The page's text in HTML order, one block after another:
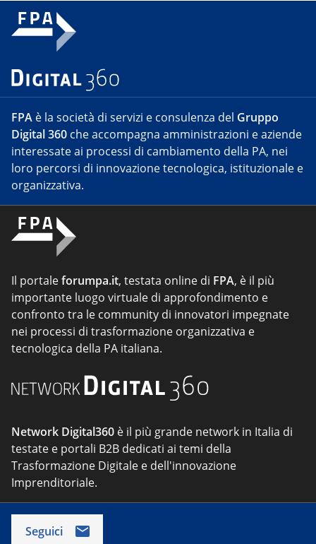
FPA è la società di servizi e consulenza del Gruppo
Digital 360 che accompagna amministrazioni e aziende
interessate ai processi di cambiamento della PA, nei
loro percorsi di innovazione tecnologica, istituzionale e
organizzativa.
Il portaleforumpa.it, testata online di FPA, è il più
importante luogo virtuale di approfondimento e
confronto tra le community di innovatori impegnate
nei processi di trasformazione organizzativa e
tecnologica della PA italiana.
Network Digital360 è il più grande network in Italia di
testate e portali B2B dedicati ai temi della
Trasformazione Digitale e dell'innovazione
Imprenditoriale.
Seguici